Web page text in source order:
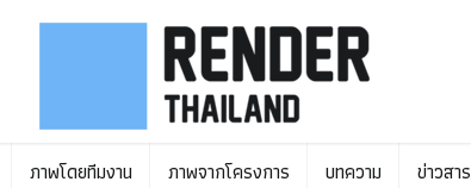
ภาพโดยทีมงาน ภาพจากโครงการ บทความ ข่าวสาร